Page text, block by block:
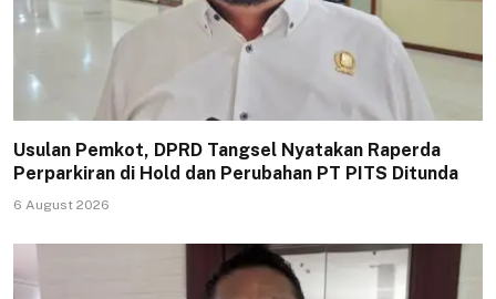
Usulan Pemkot, DPRD Tangsel Nyatakan Raperda
Perparkiran di Hold dan Perubahan PT PITS Ditunda
6 August 2026